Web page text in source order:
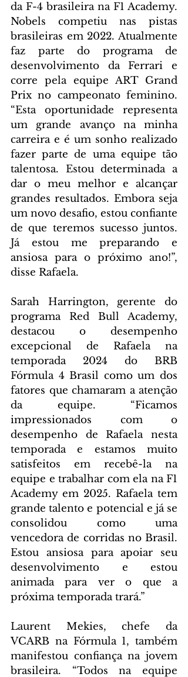
da F-4 brasileira na F1 Academy.
Nobels competiu nas pistas
brasileiras em 2022. Atualmente
faz parte do programa de
desenvolvimento da Ferrari e
corre pela equipe ART Grand
Prix no campeonato feminino.
“Esta oportunidade representa
um grande avanço na minha
carreira e é um sonho realizado
fazer parte de uma equipe tão
talentosa. Estou determinada a
dar o meu melhor e alcançar
grandes resultados. Embora seja
um novo desafio, estou confiante
de que teremos sucesso juntos.
Já estou me preparando e
ansiosa para o próximo ano!”,
disse Rafaela.
Sarah Harrington, gerente do
programa Red Bull Academy,
destacou o desempenho
excepcional de Rafaela na
temporada 2024 do BRB
Fórmula 4 Brasil como um dos
fatores que chamaram a atenção
da equipe. “Ficamos
impressionados com o
desempenho de Rafaela nesta
temporada e estamos muito
satisfeitos em recebê-la na
equipe e trabalhar com ela na F1
Academy em 2025. Rafaela tem
grande talento e potencial e já se
consolidou como uma
vencedora de corridas no Brasil.
Estou ansiosa para apoiar seu
desenvolvimento e estou
animada para ver o que a
próxima temporada trará.”
Laurent Mekies, chefe da
VCARB na Fórmula 1, também
manifestou confiança na jovem
brasileira. “Todos na equipe